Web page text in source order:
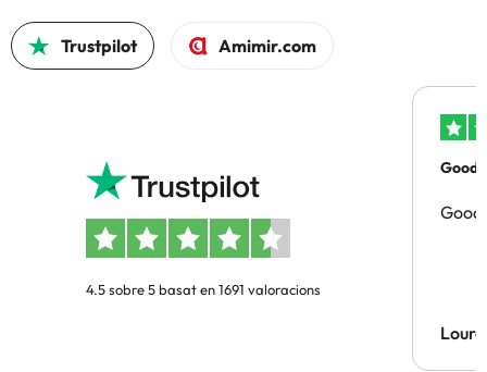
Trustpilot Amimir.com
4.5 sobre 5 basat en 1691 valoracions
Good
Good